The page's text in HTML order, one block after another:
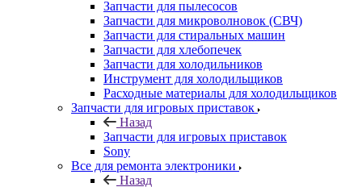
Запчасти для микроволновок (СВЧ)
Запчасти для стиральных машин
Запчасти для хлебопечек
Запчасти для холодильников
Инструмент для холодильщиков
Расходные материалы для холодильщиков
Запчасти для игровых приставок
Назад
Запчасти для игровых приставок
Sony
Все для ремонта электроники
Назад
Все для ремонта электроники